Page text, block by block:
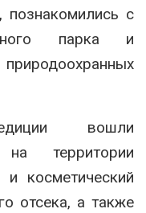
познакомились с
парка и
вошли
территории
косметический
отсека, а также